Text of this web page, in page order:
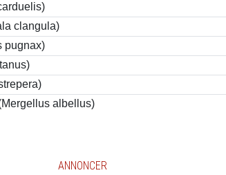
clangula)
pugnax)
albellus)
ANNONCER